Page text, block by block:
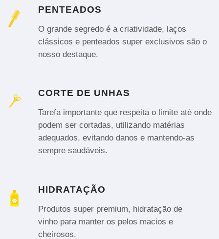
PENTEADOS
O grande segredo é a criatividade, laços
clássicos e penteados super exclusivos são o
nosso destaque.
CORTE DE UNHAS
Tarefa importante que respeita o limite até onde
podem ser cortadas, utilizando matérias
adequados, evitando danos e mantendo-as
sempre saudáveis.
HIDRATAÇÃO
Produtos super premium, hidratação de
vinho para manter os pelos macios e
cheirosos.